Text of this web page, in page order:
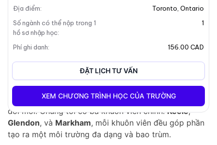
Tổng Quan Về Trường
Chào mừng bạn đến vớiĐại Học York, một trường đại
học hiện đại hàng đầu, đa khuôn viên, nằm ở
Toronto,
Canada. Cộng đồng sôi động của chúng tôi cam kết
tạo ra sự thay đổi tích cực thông qua sự hợp tác và
đổi mới. Chúng tôi có ba khuôn viên chính:Keele,
Glendon, và Markham, mỗi khuôn viên đều góp phần
tạo ra một môi trường đa dạng và bao trùm.
Địa điểm: Toronto Ontario
Số ngành có thể nộp trong 1
hồ sơ nhập học:
1
Phí ghi danh: 156.00 CAD
ĐẶT LỊCH TƯ VẤN
XEM CHƯƠNG TRÌNH HỌC CỦA TRƯỜNG